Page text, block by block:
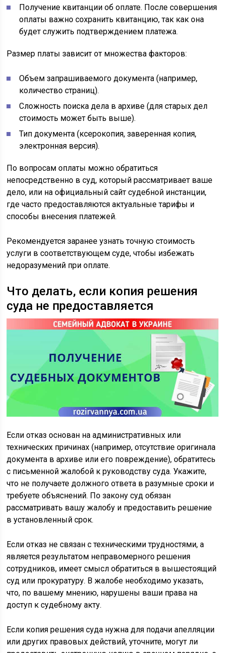
Получение квитанции об оплате. После совершения
оплаты важно сохранить квитанцию, так как она
будет служить подтверждением платежа.
Размер платы зависит от множества факторов:
Объем запрашиваемого документа (например,
количество страниц).
Сложность поиска дела в архиве (для старых дел
стоимость может быть выше).
Тип документа (ксерокопия, заверенная копия,
электронная версия).
По вопросам оплаты можно обратиться
непосредственно в суд, который рассматривает ваше
дело, или на официальный сайт судебной инстанции,
где часто предоставляются актуальные тарифы и
способы внесения платежей.
Рекомендуется заранее узнать точную стоимость
услуги в соответствующем суде, чтобы избежать
недоразумений при оплате.
Что делать, если копия решения
суда не предоставляется
Если отказ основан на административных или
технических причинах (например, отсутствие оригинала
документа в архиве или его повреждение), обратитесь
с письменной жалобой к руководству суда. Укажите,
что не получаете должного ответа в разумные сроки и
требуете объяснений. По закону суд обязан
рассматривать вашу жалобу и предоставить решение
в установленный срок.
Если отказ не связан с техническими трудностями, а
является результатом неправомерного решения
сотрудников, имеет смысл обратиться в вышестоящий
суд или прокуратуру. В жалобе необходимо указать,
что, по вашему мнению, нарушены ваши права на
доступ к судебному акту.
Если копия решения суда нужна для подачи апелляции
или других правовых действий, уточните, могут ли